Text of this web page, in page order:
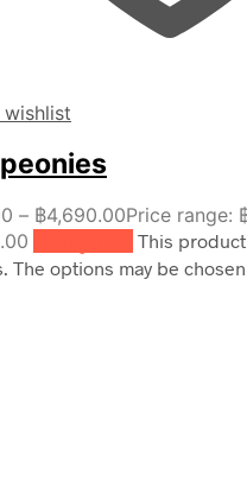
– ฿4,690.00Price range:
This
The options may be